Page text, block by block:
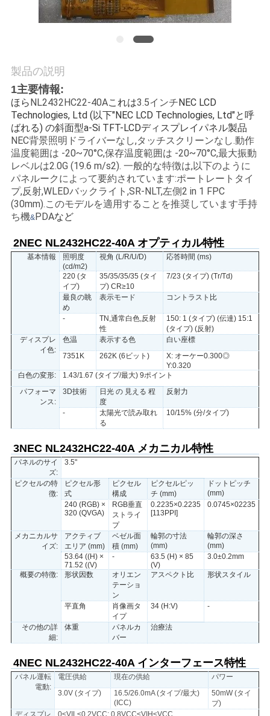
連
絡
し
な
さ
い
ニ
合
図
PRIVACY
POLICY
製品の説明
1主要情報:
ほら NL2432HC22-40Aこれは3.5インチ NEC LCD
Technologies, Ltd (以下"NEC LCD Technologies, Ltd"と呼
ばれる) の斜面型a-Si TFT-LCDディスプレイパネル製品
NEC背景照明ドライバーなし,タッチスクリーンなし.動作
温度範囲は -20~70°C,保存温度範囲は -20~70°C,最大振動
レベルは2.0G (19.6 m/s2). 一般的な特徴は,以下のように
パネルークによって要約されています:ポートレートタイ
プ,反射,WLEDバックライト,SR-NLT,左側2 in 1 FPC
(30mm).このモデルを適用することを推奨しています手持
ち機&PDAなど
2NEC NL2432HC22-40A オプティカル特性
基本情報
照明度
(cd/m2)
視角 (L/R/U/D) 応答時間 (ms)
220 (タ
イプ)
35/35/35/35 (タイ
プ) CR≥10
7/23 (タイプ) (Tr/Td)
最良の眺
め
表示モード コントラスト比
-
TN,通常白色,反射
性
150: 1 (タイプ) (伝達) 15:1
(タイプ) (反射)
ディスプレ
イ色:
色温 表示する色
白い座標
7351K
262K (6ビット)
X: オーケー0.300◎
Y:0.320
白色の変形:
1.43/1.67 (タイプ/最大) 9ポイント
パフォーマ
ンス:
3D技術
日光 の 見える 程
度
反射力
-
太陽光で読み取れ
る
10/15% (分/タイプ)
3NEC NL2432HC22-40A メカニカル特性
パネルのサイ
ズ:
3.5"
ピクセルの特
徴:
ピクセル形
式
ピクセル
構成
ピクセルピッ
チ (mm)
ドットピッチ
(mm)
240 (RGB) ×
320 (QVGA)
RGB垂直
ストライ
プ
0.2235×0.2235
[113PPI]
0.0745×02235
メカニカルサ
イズ:
アクティブ
エリア (mm)
ベゼル面
積 (mm)
輪郭の寸法
(mm)
輪郭の深さ
(mm)
53.64 ((H) ×
71.52 ((V)
-
63.5 (H) × 85
(V)
3.0±0.2mm
概要の特徴: 形状因数
オリエン
テーショ
ン
アスペクト比 形状スタイル
平直角
肖像画タ
イプ
34 (H:V) -
その他の詳
細:
体重
パネルカ
バー
治療法
4NEC NL2432HC22-40A インターフェース特性
パネル運転
電動:
電圧供給 現在の供給
パワー
3.0V (タイプ)
16.5/26.0mA (タイプ/最大)
(ICC)
50mW (タイ
プ)